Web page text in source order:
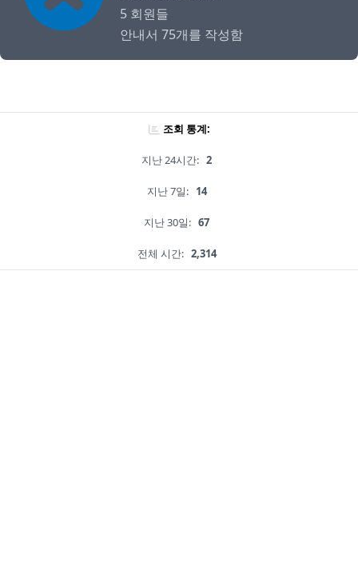
5 회원들
안내서 75개를 작성함
조회 통계:
지난 24시간: 2
지난 7일: 14
지난 30일: 67
전체 시간: 2,314